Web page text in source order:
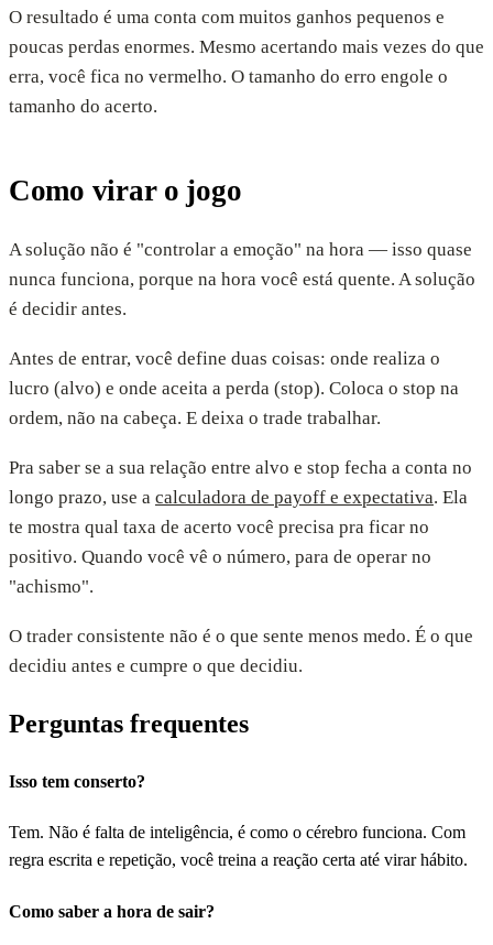
O resultado é uma conta com muitos ganhos pequenos e
poucas perdas enormes. Mesmo acertando mais vezes do que
erra, você fica no vermelho. O tamanho do erro engole o
tamanho do acerto.
Como virar o jogo
A solução não é "controlar a emoção" na hora — isso quase
nunca funciona, porque na hora você está quente. A solução
é decidir antes.
Antes de entrar, você define duas coisas: onde realiza o
lucro (alvo) e onde aceita a perda (stop). Coloca o stop na
ordem, não na cabeça. E deixa o trade trabalhar.
Pra saber se a sua relação entre alvo e stop fecha a conta no
longo prazo, use a calculadora de payoff e expectativa. Ela
te mostra qual taxa de acerto você precisa pra ficar no
positivo. Quando você vê o número, para de operar no
"achismo".
O trader consistente não é o que sente menos medo. É o que
decidiu antes e cumpre o que decidiu.
Perguntas frequentes
Isso tem conserto?
Tem. Não é falta de inteligência, é como o cérebro funciona. Com
regra escrita e repetição, você treina a reação certa até virar hábito.
Como saber a hora de sair?